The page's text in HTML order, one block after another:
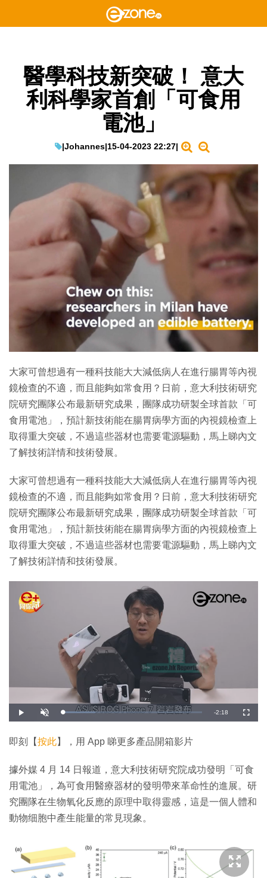
醫學科技新突破！ 意大
利科學家首創「可食用
電池」
|Johannes|15-04-2023 22:27|
大家可曾想過有一種科技能大大減低病人在進行腸胃等內視
鏡檢查的不適，而且能夠如常食用？日前，意大利技術研究
院研究團隊公布最新研究成果，團隊成功研製全球首款「可
食用電池」，預計新技術能在腸胃病學方面的內視鏡檢查上
取得重大突破，不過這些器材也需要電源驅動，馬上睇內文
了解技術詳情和技術發展。
大家可曾想過有一種科技能大大減低病人在進行腸胃等內視
鏡檢查的不適，而且能夠如常食用？日前，意大利技術研究
院研究團隊公布最新研究成果，團隊成功研製全球首款「可
食用電池」，預計新技術能在腸胃病學方面的內視鏡檢查上
取得重大突破，不過這些器材也需要電源驅動，馬上睇內文
了解技術詳情和技術發展。
播
放
開
啟
載
:
2
8
%
剩
間
-2:18
全
螢
即刻【按此】，用 App 睇更多產品開箱影片
據外媒 4 月 14 日報道，意大利技術研究院成功發明「可食
用電池」，為可食用醫療器材的發明帶來革命性的進展。研
究團隊在生物氧化反應的原理中取得靈感，這是一個人體和
動物细胞中產生能量的常見現象。